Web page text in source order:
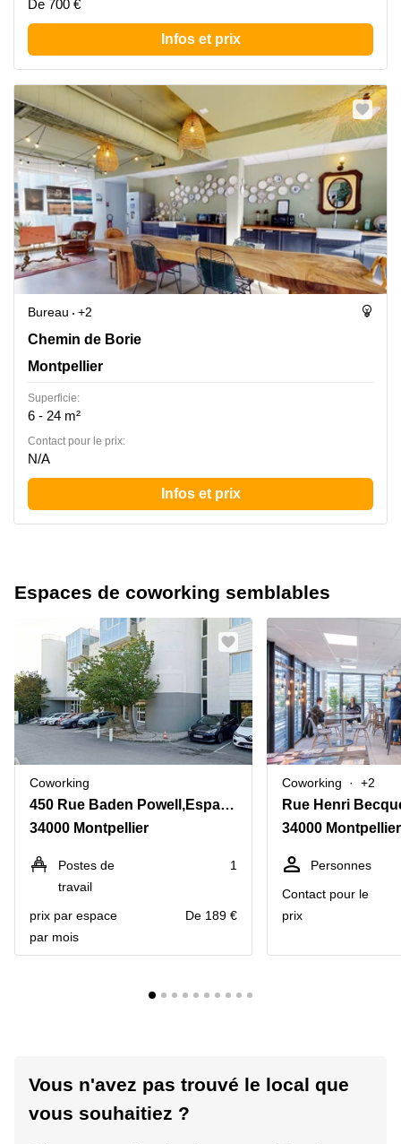
De 700 €
Infos et prix
Bureau
+2
Chemin de Borie 1, Montpellier
Chemin de Borie
Montpellier
Superficie:
6 - 24 m²
Contact pour le prix:
N/A
Infos et prix
Espaces de coworking semblables
Coworking
450 Rue Baden Powell,Espace Optimum
34000 Montpellier
Postes de
travail
1
prix par espace
par mois
De 189 €
Coworking +2
Rue Henri
34000 Montpellier
Personnes
Contact pour le
prix
Vous n'avez pas trouvé le local que
vous souhaitiez ?